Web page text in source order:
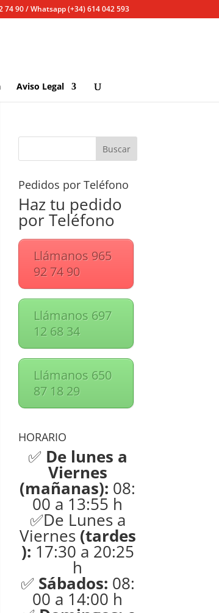
74 90 / Whatsapp (+34) 614 042 593
Aviso Legal
Pedidos por Teléfono
Haz tu pedido
por Teléfono
Llámanos 965
92 74 90
Llámanos 697
12 68 34
Llámanos 650
87 18 29
HORARIO
✅ De lunes a
Viernes
(mañanas): 08:
00 a 13:55 h
✅De Lunes a
Viernes(tardes
): 17:30 a 20:25
h
✅ Sábados: 08:
00 a 14:00 h